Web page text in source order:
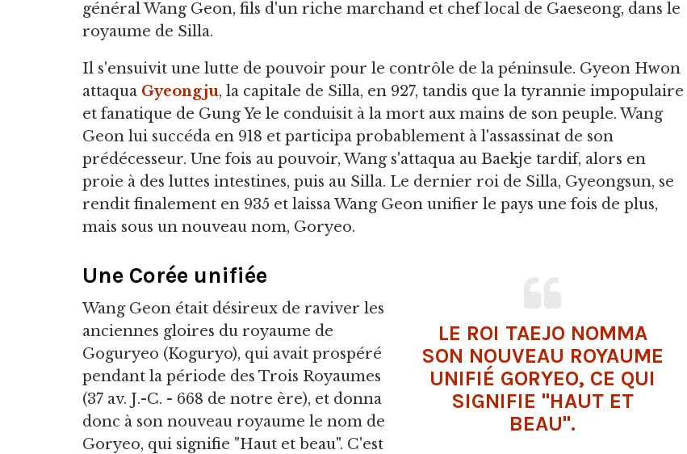
général Wang Geon, fils d'un riche marchand et chef local de Gaeseong, dans le
royaume de Silla.
Il s'ensuivit une lutte de pouvoir pour le contrôle de la péninsule. Gyeon Hwon
attaqua Gyeongju, la capitale de Silla, en 927, tandis que la tyrannie impopulaire
et fanatique de Gung Ye le conduisit à la mort aux mains de son peuple. Wang
Geon lui succéda en 918 et participa probablement à l'assassinat de son
prédécesseur. Une fois au pouvoir, Wang s'attaqua au Baekje tardif, alors en
proie à des luttes intestines, puis au Silla. Le dernier roi de Silla, Gyeongsun, se
rendit finalement en 935 et laissa Wang Geon unifier le pays une fois de plus,
mais sous un nouveau nom, Goryeo.
LE ROI TAEJO NOMMA
SON NOUVEAU ROYAUME
UNIFIÉ GORYEO, CE QUI
SIGNIFIE "HAUT ET
BEAU".
Une Corée unifiée
Wang Geon était désireux de raviver les
anciennes gloires du royaume de
Goguryeo (Koguryo), qui avait prospéré
pendant la période des Trois Royaumes
(37 av. J.-C. - 668 de notre ère), et donna
donc à son nouveau royaume le nom de
Goryeo, qui signifie "Haut et beau". C'est